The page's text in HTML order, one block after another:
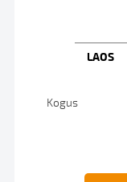
LAOS
Kogus